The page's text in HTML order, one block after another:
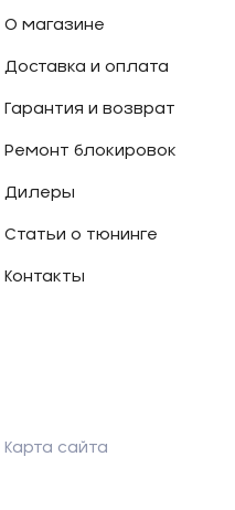
О магазине
Доставка и оплата
Гарантия и возврат
Ремонт блокировок
Дилеры
Статьи о тюнинге
Контакты
Карта сайта